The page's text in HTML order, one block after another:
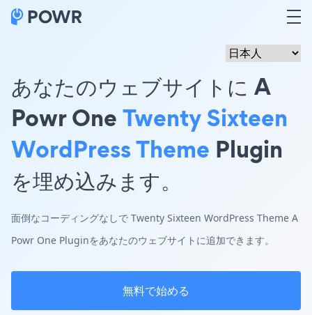
あなたのウェブサイトに A
Powr OneTwenty Sixteen
WordPress Theme Plugin
を埋め込みます。
面倒なコーディングなしで Twenty Sixteen WordPress Theme A
Powr One Pluginをあなたのウェブサイトに追加できます。
無料で始める